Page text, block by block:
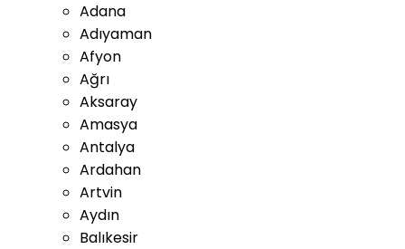
Adana
Adıyaman
Afyon
Ağrı
Aksaray
Amasya
Antalya
Ardahan
Artvin
Aydın
Balıkesir